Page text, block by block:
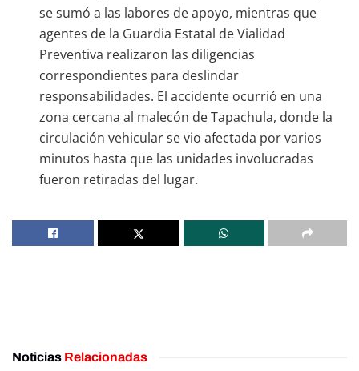
se sumó a las labores de apoyo, mientras que
agentes de la Guardia Estatal de Vialidad
Preventiva realizaron las diligencias
correspondientes para deslindar
responsabilidades. El accidente ocurrió en una
zona cercana al malecón de Tapachula, donde la
circulación vehicular se vio afectada por varios
minutos hasta que las unidades involucradas
fueron retiradas del lugar.
Noticias Relacionadas